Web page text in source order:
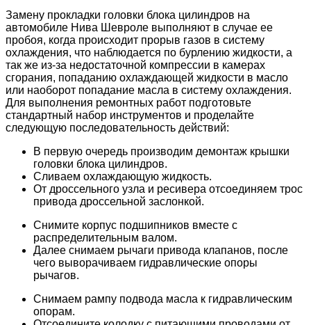
Замену прокладки головки блока цилиндров на
автомобиле Нива Шевроле выполняют в случае ее
пробоя, когда происходит прорыв газов в систему
охлаждения, что наблюдается по бурлению жидкости, а
так же из-за недостаточной компрессии в камерах
сгорания, попаданию охлаждающей жидкости в масло
или наоборот попадание масла в систему охлаждения.
Для выполнения ремонтных работ подготовьте
стандартный набор инструментов и проделайте
следующую последовательность действий:
В первую очередь производим демонтаж крышки
головки блока цилиндров.
Сливаем охлаждающую жидкость.
От дроссельного узла и ресивера отсоединяем трос
привода дроссельной заслонкой.
Снимите корпус подшипников вместе с
распределительным валом.
Далее снимаем рычаги привода клапанов, после
чего выворачиваем гидравлические опоры
рычагов.
Снимаем рампу подвода масла к гидравлическим
опорам.